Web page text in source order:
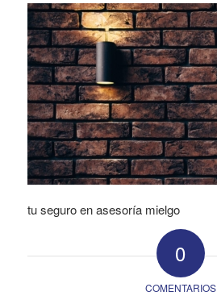
tu seguro en asesoría mielgo
0
COMENTARIOS